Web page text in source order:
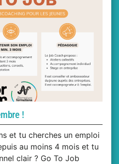
!
et tu cherches un emploi
au moins 4 mois et tu
clair ? Go To Job